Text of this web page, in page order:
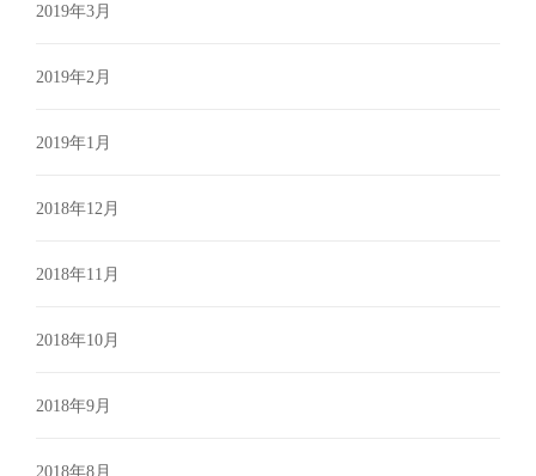
2019年3月
2019年2月
2019年1月
2018年12月
2018年11月
2018年10月
2018年9月
2018年8月